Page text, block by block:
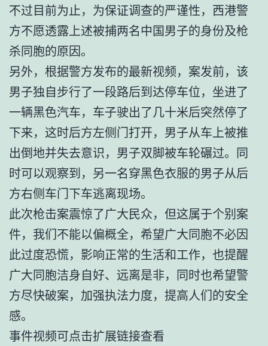
不过目前为止，为保证调查的严谨性，西港警
方不愿透露上述被捕两名中国男子的身份及枪
杀同胞的原因。
另外，根据警方发布的最新视频，案发前，该
男子独自步行了一段路后到达停车位，坐进了
一辆黑色汽车，车子驶出了几十米后突然停了
下来，这时后方左侧门打开，男子从车上被推
出倒地并失去意识，男子双脚被车轮碾过。同
时可以观察到，另一名穿黑色衣服的男子从后
方右侧车门下车逃离现场。
此次枪击案震惊了广大民众，但这属于个别案
件，我们不能以偏概全，希望广大同胞不必因
此过度恐慌，影响正常的生活和工作，也提醒
广大同胞洁身自好、远离是非，同时也希望警
方尽快破案，加强执法力度，提高人们的安全
感。
事件视频可点击扩展链接查看